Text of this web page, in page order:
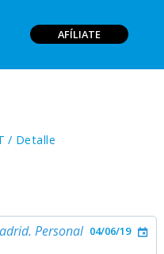
AFÍLIATE
/ Detalle
Personal 04/06/19